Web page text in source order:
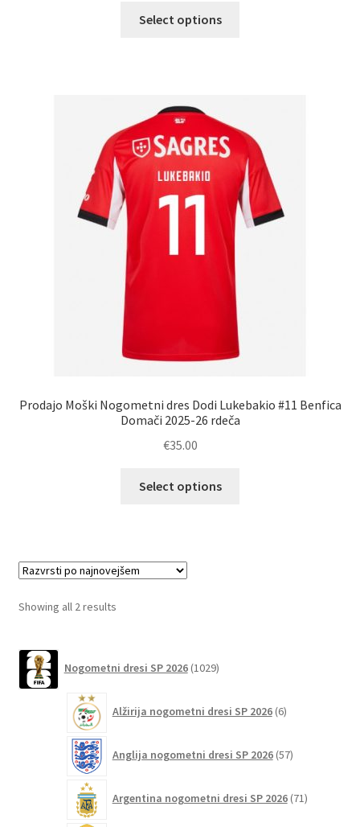
Select options
lahko
izberete
na
strani
izdelka
Prodajo Moški Nogometni dres Dodi Lukebakio #11 Benfica
Domači 2025-26 rdeča
€35.00
Select options
Showing all 2 resultsSorted
Nogometni dresi SP 2026 1029izdelkov
Alžirija nogometni dresi SP 2026 6izdelkov
Anglija nogometni dresi SP 2026 57izdelkov
Argentina nogometni dresi SP 2026 71izdelkov